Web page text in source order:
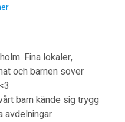
Fina lokaler,
och barnen sover
barn kände sig trygg
avdelningar.